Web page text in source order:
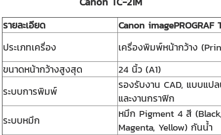
รายละเอียด
Canon imagePROGRAF
ประเภทเครื่อง
เครื่องพิมพ์หน้ากว้าง
ขนาดหน้ากว้างสูงสุด
24 นิ้ว (A1)
ระบบการพิมพ์
รองรับงาน CAD, แบบแป
และงานกราฟิก
ระบบหมึก
หมึก Pigment 4 สี
Magenta, Yellow) กันน้ำ